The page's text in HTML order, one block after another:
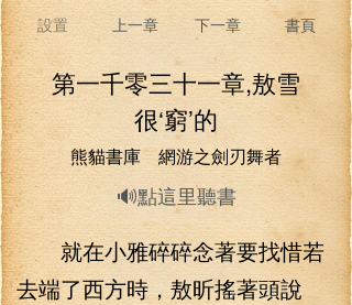
設置 上一章 下一章 書頁
第一千零三十一章,敖雪
很‘窮’的
熊貓書庫 網游之劍刃舞者
🔊點這里聽書
就在小雅碎碎念著要找惜若
去端了西方時，敖昕搖著頭說